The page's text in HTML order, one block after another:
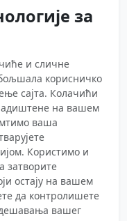
за
и сличне
корисничко
сајта. Колачићи
на вашем
ваша
Користимо и
затворите
остају на вашем
да контролишете
вашег